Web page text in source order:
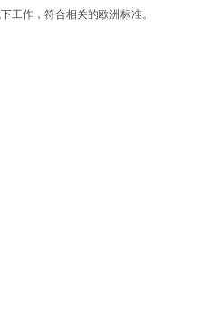
工作，符合相关的欧洲标准。